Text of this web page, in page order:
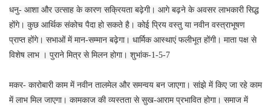
धनु- आशा और उत्साह के कारण सक्रियता बढ़ेगी। आगे बढ़ने के अवसर लाभकारी सिद्ध
होंगे। कुछ आर्थिक संकोच पैदा हो सकते है। कोई प्रिय वस्तु या नवीन वस्त्राभूषण
प्राप्त होंगे। सभाओं में मान-सम्मान बढ़ेगा। धार्मिक आस्थाएं फलीभूत होंगी। माता पक्ष से
विशेष लाभ । पुराने मित्र से मिलन होगा। शुभांक-1-5-7
मकर- कारोबारी काम में नवीन तालमेल और समन्वय बन जाएगा। सांझे में किए जा रहे काम
में लाभ मिल जाएगा। कामकाज की व्यस्तता से सुख-आराम प्रभावित होगा। समाज में